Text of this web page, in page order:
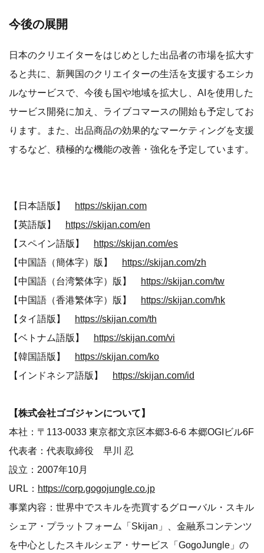
今後の展開
日本のクリエイターをはじめとした出品者の市場を拡大す
ると共に、新興国のクリエイターの生活を支援するエシカ
ルなサービスで、今後も国や地域を拡大し、AIを使用した
サービス開発に加え、ライブコマースの開始も予定してお
ります。また、出品商品の効果的なマーケティングを支援
するなど、積極的な機能の改善・強化を予定しています。
【日本語版】 https://skijan.com
【英語版】 https://skijan.com/en
【スペイン語版】 https://skijan.com/es
【中国語（簡体字）版】 https://skijan.com/zh
【中国語（台湾繁体字）版】 https://skijan.com/tw
【中国語（香港繁体字）版】 https://skijan.com/hk
【タイ語版】 https://skijan.com/th
【ベトナム語版】 https://skijan.com/vi
【韓国語版】 https://skijan.com/ko
【インドネシア語版】 https://skijan.com/id
【株式会社ゴゴジャンについて】
本社：〒113-0033 東京都文京区本郷3-6-6 本郷OGIビル6F
代表者：代表取締役 早川 忍
設立：2007年10月
URL： https://corp.gogojungle.co.jp
事業内容：世界中でスキルを売買するグローバル・スキル
シェア・プラットフォーム「Skijan」、金融系コンテンツ
を中心としたスキルシェア・サービス「GogoJungle」の